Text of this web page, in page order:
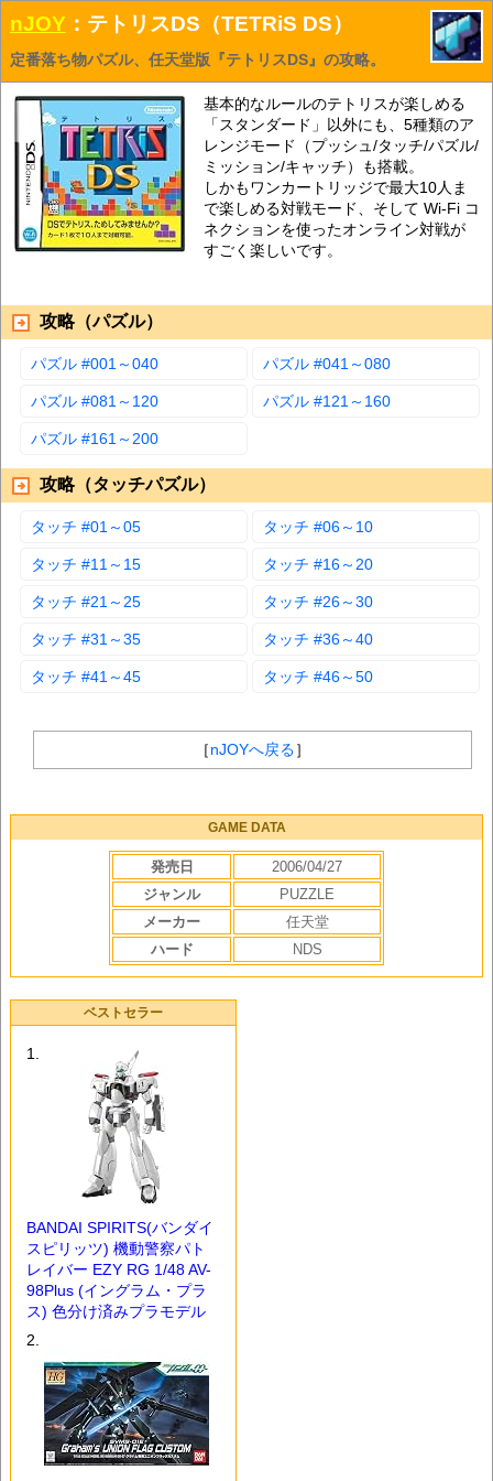
nJOY ：テトリスDS（TETRiS DS）
定番落ち物パズル、任天堂版『テトリスDS』の攻略。
基本的なルールのテトリスが楽しめる
「スタンダード」以外にも、5種類のア
レンジモード（プッシュ/タッチ/パズル/
ミッション/キャッチ）も搭載。
しかもワンカートリッジで最大10人ま
で楽しめる対戦モード、そして Wi-Fi コ
ネクションを使ったオンライン対戦が
すごく楽しいです。
攻略（パズル）
パズル #001～040 パズル #041～080
パズル #081～120 パズル #121～160
パズル #161～200
攻略（タッチパズル）
タッチ #01～05 タッチ #06～10
タッチ #11～15 タッチ #16～20
タッチ #21～25 タッチ #26～30
タッチ #31～35 タッチ #36～40
タッチ #41～45 タッチ #46～50
［nJOYへ戻る］
GAME DATA
発売日
2006/04/27
ジャンル
PUZZLE
メーカー
任天堂
ハード
NDS
ベストセラー